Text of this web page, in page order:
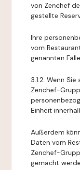
von Zenchef
gestellte
Ihre
vom
genannten
3.1.2. Wenn
Zenchef-
Einheit
Außerdem
Daten vom
Zenchef-
gemacht